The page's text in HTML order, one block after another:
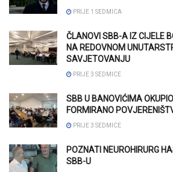
PRIJE 1 SEDMICA
ČLANOVI SBB-A IZ CIJELE
NA REDOVNOM
SAVJETOVANJU
PRIJE 3 SEDMICE
SBB U BANOVIĆIMA
FORMIRANO
PRIJE 3 SEDMICE
POZNATI NEUROHIRURG
SBB-U